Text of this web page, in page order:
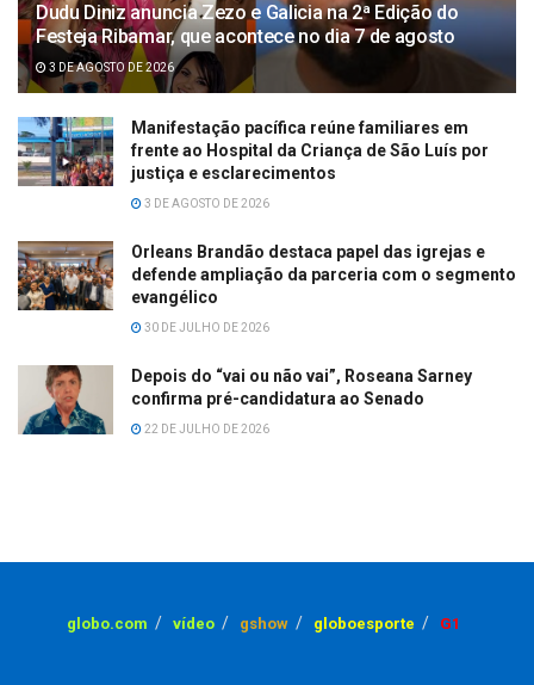
Dudu Diniz anuncia Zezo e Galicia na 2ª Edição do
Festeja Ribamar, que acontece no dia 7 de agosto
3 DE AGOSTO DE 2026
Manifestação pacífica reúne familiares em
frente ao Hospital da Criança de São Luís por
justiça e esclarecimentos
3 DE AGOSTO DE 2026
Orleans Brandão destaca papel das igrejas e
defende ampliação da parceria com o segmento
evangélico
30 DE JULHO DE 2026
Depois do “vai ou não vai”, Roseana Sarney
confirma pré-candidatura ao Senado
22 DE JULHO DE 2026
globo.com vídeo gshow globoesporte G1